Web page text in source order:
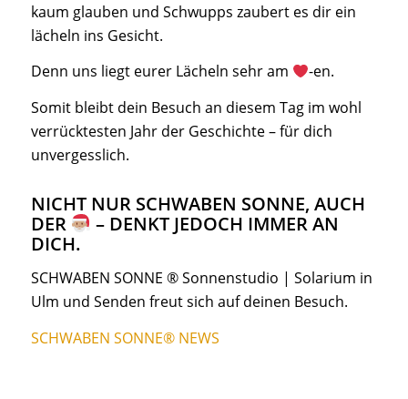
kaum glauben und Schwupps zaubert es dir ein
lächeln ins Gesicht.
Denn uns liegt eurer Lächeln sehr am
-en.
Somit bleibt dein Besuch an diesem Tag im wohl
verrücktesten Jahr der Geschichte – für dich
unvergesslich.
NICHT NUR SCHWABEN SONNE, AUCH
DER
– DENKT JEDOCH IMMER AN
DICH.
SCHWABEN SONNE ® Sonnenstudio | Solarium in
Ulm und Senden freut sich auf deinen Besuch.
SCHWABEN SONNE® NEWS